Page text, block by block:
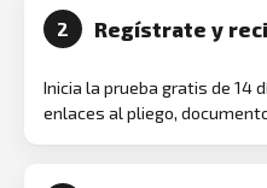
2 Regístrate y
Inicia la prueba gratis de 14
enlaces al pliego,